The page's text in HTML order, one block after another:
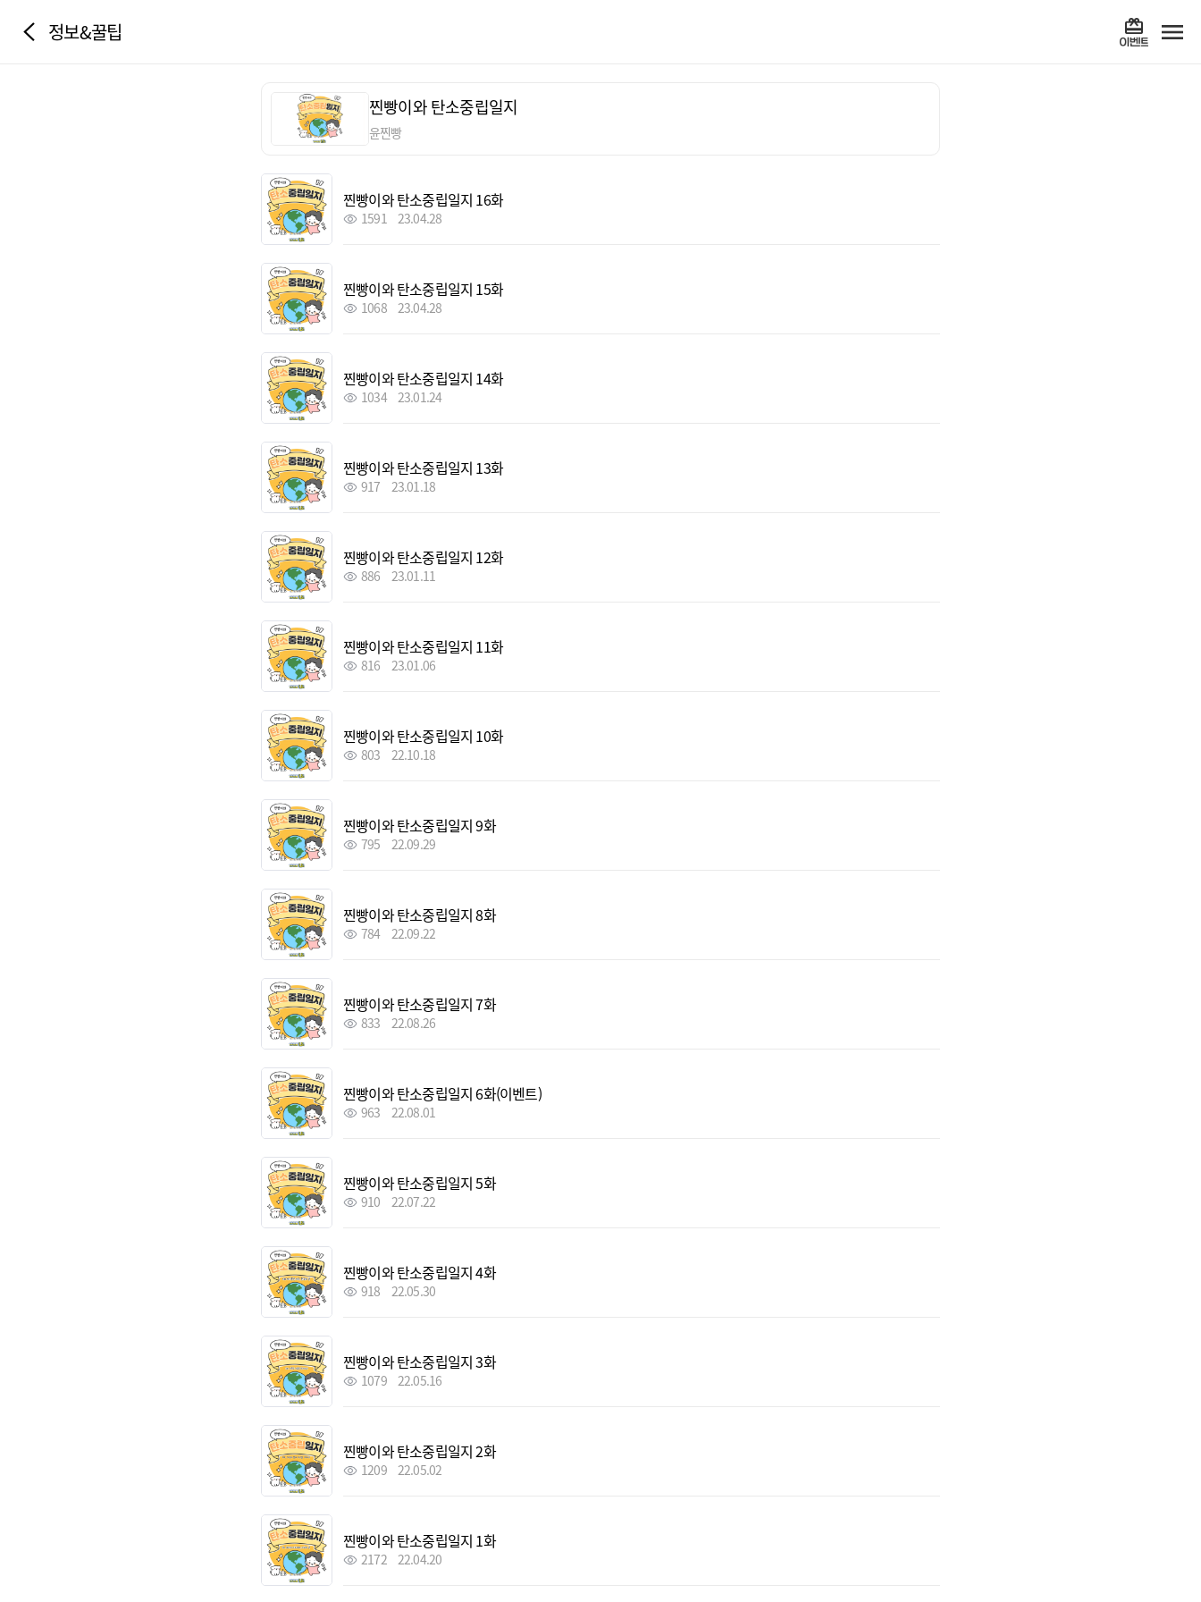
정보&꿀팁
찐빵이와 탄소중립일지
윤찐빵
찐빵이와 탄소중립일지 16화
1591 23.04.28
찐빵이와 탄소중립일지 15화
1068 23.04.28
찐빵이와 탄소중립일지 14화
1034 23.01.24
찐빵이와 탄소중립일지 13화
917 23.01.18
찐빵이와 탄소중립일지 12화
886 23.01.11
찐빵이와 탄소중립일지 11화
816 23.01.06
찐빵이와 탄소중립일지 10화
803 22.10.18
찐빵이와 탄소중립일지 9화
795 22.09.29
찐빵이와 탄소중립일지 8화
784 22.09.22
찐빵이와 탄소중립일지 7화
833 22.08.26
찐빵이와 탄소중립일지 6화(이벤트)
963 22.08.01
찐빵이와 탄소중립일지 5화
910 22.07.22
찐빵이와 탄소중립일지 4화
918 22.05.30
찐빵이와 탄소중립일지 3화
1079 22.05.16
찐빵이와 탄소중립일지 2화
1209 22.05.02
찐빵이와 탄소중립일지 1화
2172 22.04.20